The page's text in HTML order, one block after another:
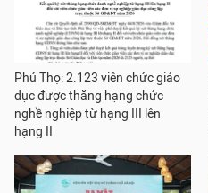
Phú Thọ: 2.123 viên chức giáo
dục được thăng hạng chức
nghề nghiệp từ hạng III lên
hạng II